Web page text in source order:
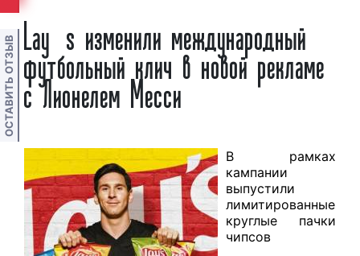
Lay’s изменили международный
футбольный клич в новой рекламе
с Лионелем Месси
В рамках
кампании
выпустили
лимитированные
круглые пачки
чипсов
ОСТАВИТЬ ОТЗЫВ